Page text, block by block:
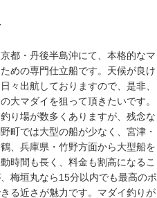
都・丹後半島沖にて、本格的なマ
めの専門仕立船です。天候が良け
々出航しておりますので、是非、
大マダイを狙って頂きたいです。
り場が数多くありますが、残念な
町では大型の船が少なく、宮津・
、兵庫県・竹野方面から大型船を
時間も長く、料金も割高になるこ
梅垣丸なら15分以内でも最高のポ
る近さが魅力です。マダイ釣りが